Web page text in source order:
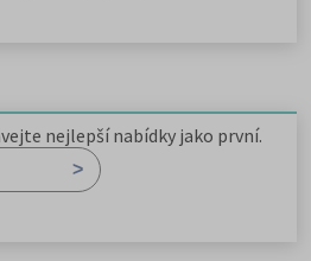
nejlepší nabídky jako první.